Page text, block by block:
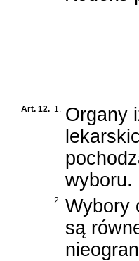
Art. 12. 1. Organy
wyboru.
2. Wybory
są